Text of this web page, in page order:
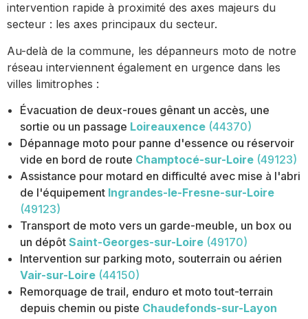
intervention rapide à proximité des axes majeurs du
secteur : les axes principaux du secteur.
Au-delà de la commune, les dépanneurs moto de notre
réseau interviennent également en urgence dans les
villes limitrophes :
Évacuation de deux-roues gênant un accès, une
sortie ou un passage Loireauxence (44370)
Dépannage moto pour panne d'essence ou réservoir
vide en bord de route Champtocé-sur-Loire (49123)
Assistance pour motard en difficulté avec mise à l'abri
de l'équipement Ingrandes-le-Fresne-sur-Loire
(49123)
Transport de moto vers un garde-meuble, un box ou
un dépôt Saint-Georges-sur-Loire (49170)
Intervention sur parking moto, souterrain ou aérien
Vair-sur-Loire (44150)
Remorquage de trail, enduro et moto tout-terrain
depuis chemin ou piste Chaudefonds-sur-Layon